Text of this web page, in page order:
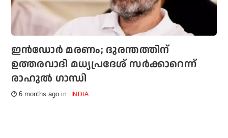
ഇൻഡോർ മരണം; ദുരന്തത്തിന്
ഉത്തരവാദി മധ്യപ്രദേശ് സർക്കാറെന്ന്
രാഹുൽ ഗാന്ധി
6 months ago INDIA